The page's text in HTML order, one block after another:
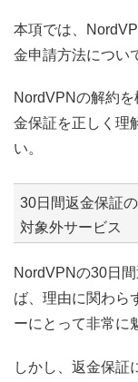
本項では、
金申請方法につい
NordVPNの解約
金保証を正しく理
い。
30日間返金保証
対象外サービス
NordVPNの30日
ば、理由に関わら
ーにとって非常に
しかし、返金保証